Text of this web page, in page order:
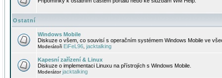
Ostatní
Windows Mobile
Diskuze o všem, co souvisí s operačním systémem Windows Mobile ve
Moderátoři EiFeL96 jacktalking
Kapesní zařízení & Linux
Diskuze o implementaci Linuxu na přístrojích s Windows Mobile.
Moderátorjacktalking